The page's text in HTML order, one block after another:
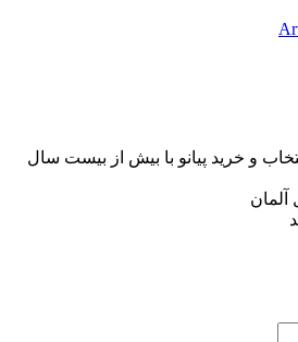
و خرید پیانو با بیش از بیست سال
آلمان